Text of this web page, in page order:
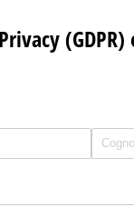
(GDPR)